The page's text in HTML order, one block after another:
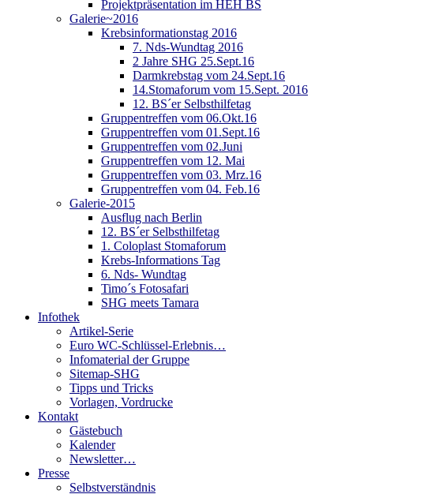
Projektpräsentation im HEH BS
Galerie~2016
Krebsinformationstag 2016
7. Nds-Wundtag 2016
2 Jahre SHG 25.Sept.16
Darmkrebstag vom 24.Sept.16
14.Stomaforum vom 15.Sept. 2016
12. BS´er Selbsthilfetag
Gruppentreffen vom 06.Okt.16
Gruppentreffen vom 01.Sept.16
Gruppentreffen vom 02.Juni
Gruppentreffen vom 12. Mai
Gruppentreffen vom 03. Mrz.16
Gruppentreffen vom 04. Feb.16
Galerie-2015
Ausflug nach Berlin
12. BS´er Selbsthilfetag
1. Coloplast Stomaforum
Krebs-Informations Tag
6. Nds- Wundtag
Timo´s Fotosafari
SHG meets Tamara
Infothek
Artikel-Serie
Euro WC-Schlüssel-Erlebnis…
Infomaterial der Gruppe
Sitemap-SHG
Tipps und Tricks
Vorlagen, Vordrucke
Kontakt
Gästebuch
Kalender
Newsletter…
Presse
Selbstverständnis